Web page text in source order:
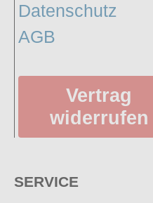
Datenschutz
AGB
Vertrag
widerrufen
SERVICE